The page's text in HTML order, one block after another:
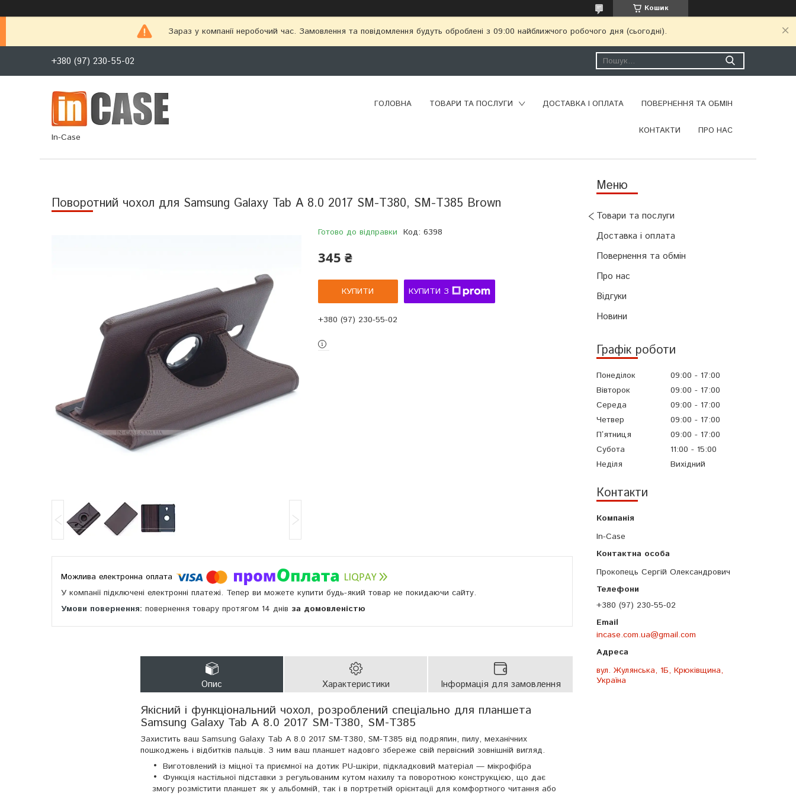
Кошик
Зараз у компанії неробочий час. Замовлення та повідомлення будуть оброблені з 09:00 найближчого робочого дня (сьогодні).
+380 (97) 230-55-02
In-Case
ГОЛОВНА ТОВАРИ ТА ПОСЛУГИ ДОСТАВКА І ОПЛАТА ПОВЕРНЕННЯ ТА ОБМІН
КОНТАКТИ ПРО НАС
Товари та послуги
Доставка і оплата
Повернення та обмін
Про нас
Відгуки
Новини
Графік роботи
Понеділок 09:00
17:00
Вівторок
09:00
17:00
Середа
09:00
17:00
Четвер
09:00
17:00
Пʼятниця
09:00
17:00
Субота
11:00
15:00
Неділя
Вихідний
Контакти
In-Case
Прокопець Сергій Олександрович
+380 (97) 230-55-02
incase.com.ua@gmail.com
вул. Жулянська, 1Б, Крюківщина,
Україна
Поворотний чохол для Samsung Galaxy Tab A 8.0 2017 SM-T380, SM-T385 Brown
Готово до відправки Код: 6398
345 ₴
КУПИТИ КУПИТИ З
+380 (97) 230-55-02
У компанії підключені електронні платежі. Тепер ви можете купити будь-який товар не покидаючи сайту.
повернення товару протягом 14 днів за домовленістю
Опис Характеристики Інформація для замовлення
Якісний і функціональний чохол, розроблений спеціально для планшета
Samsung Galaxy Tab A 8.0 2017 SM-T380, SM-T385
Захистить ваш Samsung Galaxy Tab A 8.0 2017 SM-T380, SM-T385 від подряпин, пилу, механічних
пошкоджень і відбитків пальців. З ним ваш планшет надовго збереже свій первісний зовнішній вигляд.
Виготовлений із міцної та приємної на дотик PU-шкіри, підкладковий матеріал — мікрофібра
Функція настільної підставки з регульованим кутом нахилу та поворотною конструкцією, що дає
змогу розмістити планшет як у альбомній, так і в портретній орієнтації для комфортного читання або